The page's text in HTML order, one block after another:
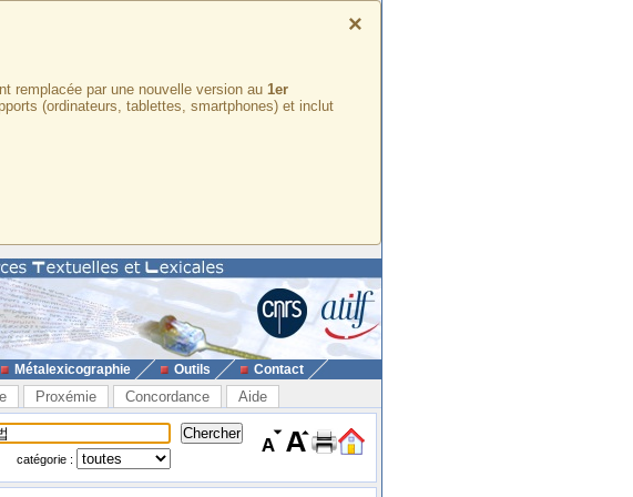
×
remplacée par une nouvelle version au 1er
(ordinateurs, tablettes, smartphones) et inclut
Métalexicographie Outils Contact
Proxémie Concordance Aide
catégorie :